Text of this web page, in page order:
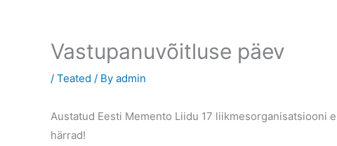
Vastupanuvõitluse päev
/ Teated / By admin
Austatud Eesti Memento Liidu 17 liikmesorganisatsiooni
härrad!